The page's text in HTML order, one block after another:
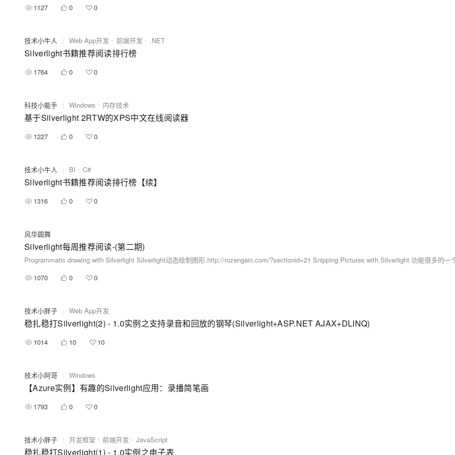
1127 0 0
技术小牛人 | Web App开发 前端开发 .NET
Silverlight书籍推荐阅读排行榜
1764 0 0
科技小能手 | Windows 内存技术
基于Silverlight 2RTW的XPS中文在线阅读器
1227 0 0
技术小牛人 | BI C#
Silverlight书籍推荐阅读排行榜【续】
1316 0 0
风华圆舞
Silverlight每周推荐阅读-(第二期)
1070
0 0
技术小胖子 | Web App开发
稳扎稳打Silverlight(2) - 1.0实例之支持录音和回放的钢琴(Silverlight+ASP.NET AJAX+DLINQ)
1014 10 10
技术小阿哥 | Windows
【Azure实例】有趣的Silverlight应用：录播简笔画
1793 0 0
技术小胖子 | 开发框架 前端开发 JavaScript
稳扎稳打Silverlight(1) - 1.0实例之电子表